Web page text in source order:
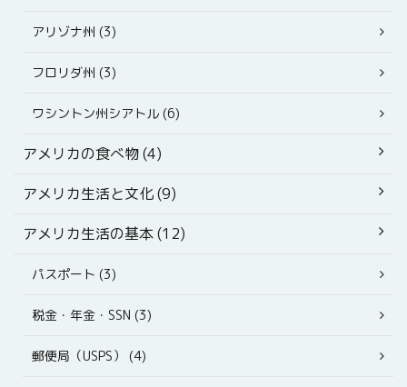
アリゾナ州 (3)
フロリダ州 (3)
ワシントン州シアトル (6)
アメリカの食べ物 (4)
アメリカ生活と文化 (9)
アメリカ生活の基本 (12)
パスポート (3)
税金・年金・SSN (3)
郵便局（USPS） (4)